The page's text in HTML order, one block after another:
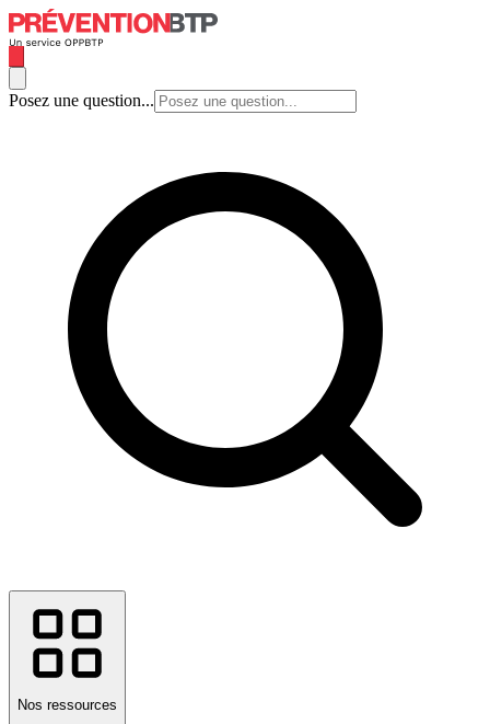
Posez une question...
Nos ressources